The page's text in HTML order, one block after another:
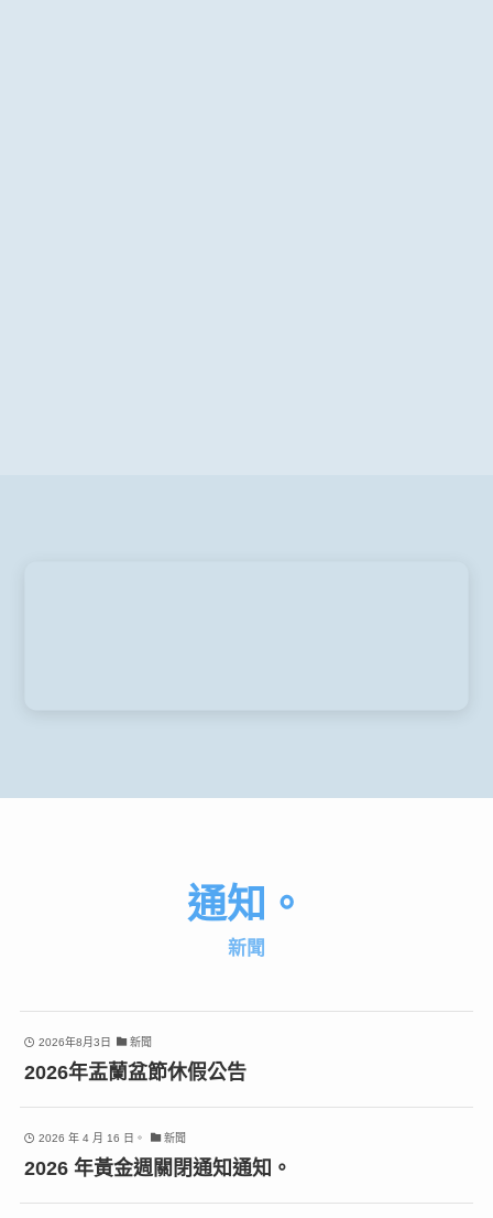
通知。
新聞
2026年8月3日 新聞
2026年盂蘭盆節休假公告
2026 年 4 月 16 日。 新聞
2026 年黃金週關閉通知通知。